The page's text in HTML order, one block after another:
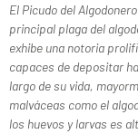
El Picudo del
principal plaga del
exhibe una notoria
capaces de depositar
largo de su vida,
malváceas como el
los huevos y larvas es